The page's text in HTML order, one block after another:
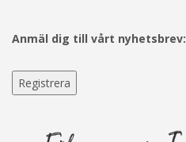
Anmäl dig till vårt nyhetsbrev: